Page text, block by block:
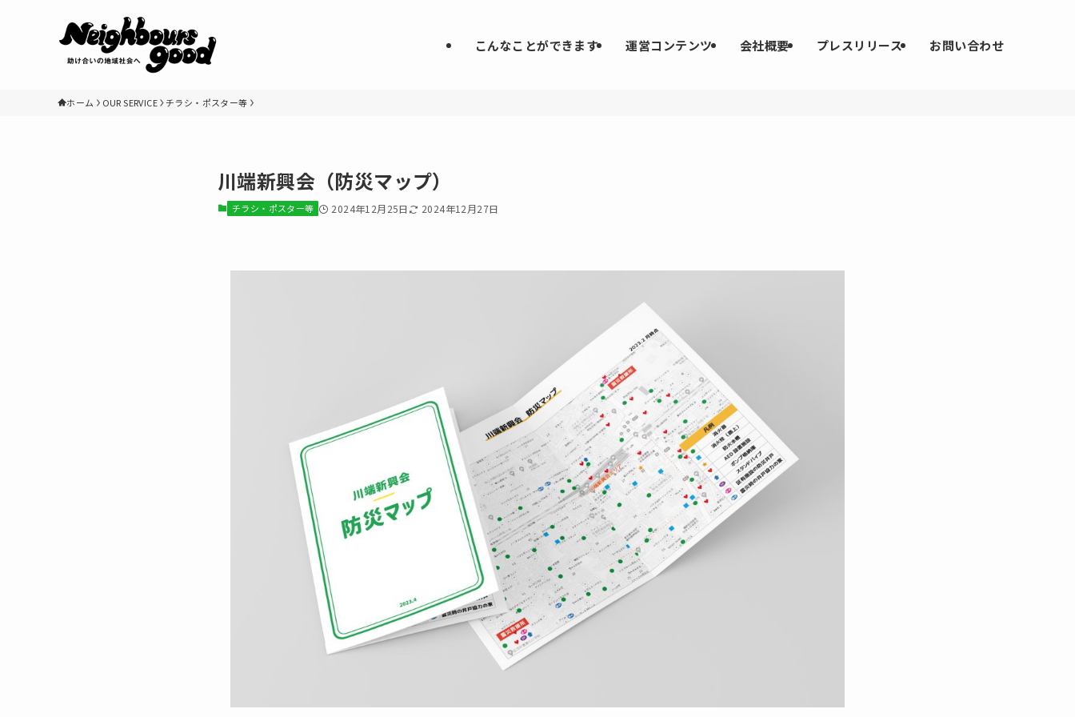
こんなことができます 運営コンテンツ 会社概要 プレスリリース お問い合わせ
ホーム OUR SERVICE チラシ・ポスター等
川端新興会（防災マップ）
チラシ・ポスター等 2024年12月25日 2024年12月27日